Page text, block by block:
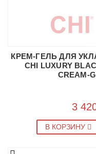
КРЕМ-ГЕЛЬ ДЛЯ
CHI LUXURY
CREAM-
3
В КОРЗИНУ